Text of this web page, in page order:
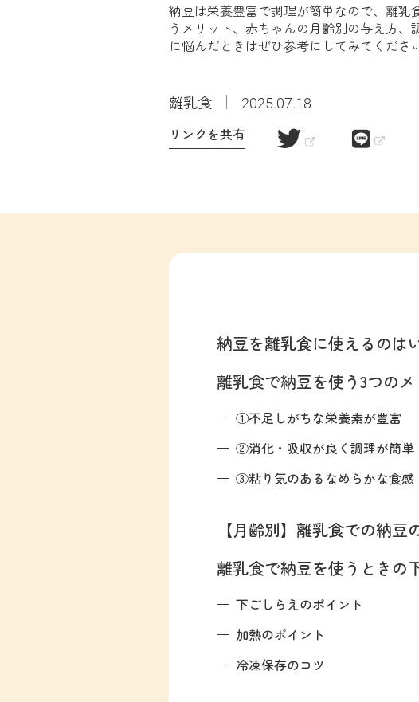
納豆は栄養豊富で調理が簡単なので、離
うメリット、赤ちゃんの月齢別の与え方
に悩んだときはぜひ参考にしてみてくださ
離乳食 2025.07.18
リンクを共有
納豆を離乳食に使えるのは
離乳食で納豆を使う3つのメ
①不足しがちな栄養素が豊富
②消化・吸収が良く調理が簡単
③粘り気のあるなめらかな食感
【月齢別】離乳食での納豆
離乳食で納豆を使うときの
下ごしらえのポイント
加熱のポイント
冷凍保存のコツ